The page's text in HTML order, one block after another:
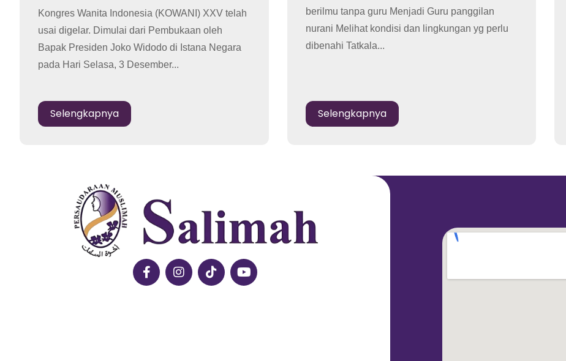
Kongres Wanita Indonesia (KOWANI) XXV telah
usai digelar. Dimulai dari Pembukaan oleh
Bapak Presiden Joko Widodo di Istana Negara
pada Hari Selasa, 3 Desember...
Selengkapnya
berilmu tanpa guru Menjadi Guru panggilan
nurani Melihat kondisi dan lingkungan yg perlu
dibenahi Tatkala...
Selengkapnya